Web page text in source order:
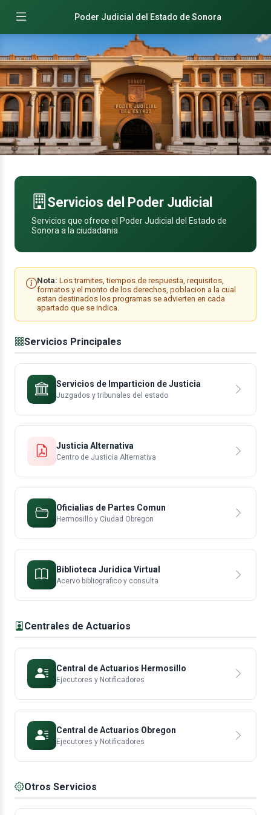
Poder Judicial del Estado de Sonora
Servicios del Poder Judicial
Servicios que ofrece el Poder Judicial del Estado de
Sonora a la ciudadania
Nota: Los tramites, tiempos de respuesta, requisitos,
formatos y el monto de los derechos, poblacion a la cual
estan destinados los programas se advierten en cada
apartado que se indica.
Servicios Principales
Servicios de Imparticion de Justicia
Juzgados y tribunales del estado
Justicia Alternativa
Centro de Justicia Alternativa
Oficialias de Partes Comun
Hermosillo y Ciudad Obregon
Biblioteca Juridica Virtual
Acervo bibliografico y consulta
Centrales de Actuarios
Central de Actuarios Hermosillo
Ejecutores y Notificadores
Central de Actuarios Obregon
Ejecutores y Notificadores
Otros Servicios